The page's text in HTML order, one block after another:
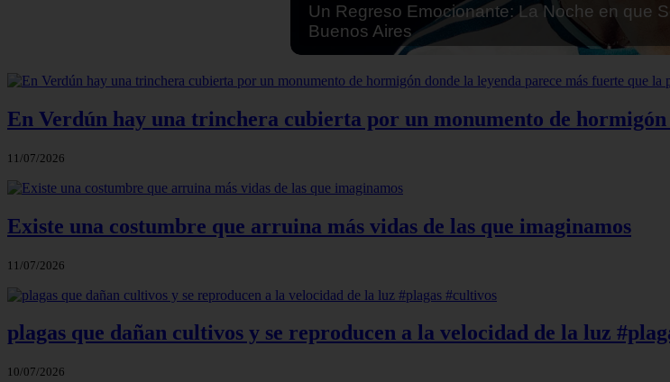
Un Regreso Emocionante: La Noche en que
Buenos Aires
En Verdún hay una trinchera cubierta por un monumento de
11/07/2026
Existe una costumbre que arruina más vidas de las que imaginamos
11/07/2026
plagas que dañan cultivos y se reproducen a la velocidad de la luz
10/07/2026